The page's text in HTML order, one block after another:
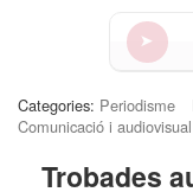
Categories: Periodisme
Comunicació i audiovisual
Trobades